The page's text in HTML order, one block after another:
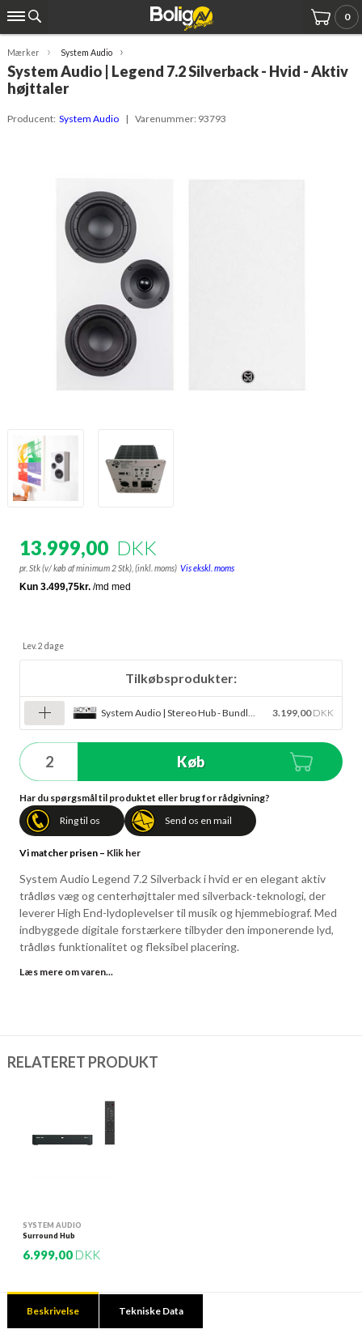
0
Mærker System Audio
System Audio | Legend 7.2 Silverback - Hvid - Aktiv
højttaler
Producent: System Audio | Varenummer: 93793
13.999,00 DKK
pr. Stk (v/ køb af minimum 2 Stk), (inkl. moms) Vis ekskl. moms
Lev. 2 dage
Tilkøbsprodukter:
3.199,00DKK
Køb
Har du spørgsmål til produktet eller brug for rådgivning?
Ring til os
Send os en mail
Vi matcher prisen – Klik her
System Audio Legend 7.2 Silverback i hvid er en elegant aktiv
trådløs væg og centerhøjttaler med silverback-teknologi, der
leverer High End-lydoplevelser til musik og hjemmebiograf. Med
indbyggede digitale forstærkere tilbyder den imponerende lyd,
trådløs funktionalitet og fleksibel placering.
Læs mere om varen...
RELATERET PRODUKT
SYSTEM AUDIO
Surround Hub
6.999,00 DKK
Beskrivelse Tekniske Data